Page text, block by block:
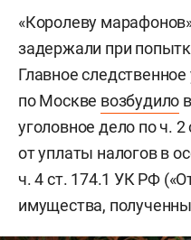
«Королеву
задержали при
Главное
по Москве возбудило
уголовное дело по ч.
от уплаты налогов в
ч. 4 ст. 174.1 УК РФ
имущества,